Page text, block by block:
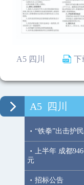
A5 四川 下
A5 四川
· “铁拳”出击护
·
上半年 成都
元
· 招标公告